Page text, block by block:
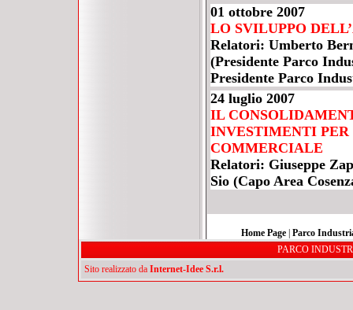
01 ottobre 2007
LO SVILUPPO
Relatori: Umberto
(Presidente Parco
Presidente Parco
24 luglio 2007
IL
INVESTIMENTI PER
COMMERCIALE
Relatori: Giuseppe
Sio (Capo Area
Home Page Parco
PARCO
Sito realizzato da Internet-Idee S.r.l.